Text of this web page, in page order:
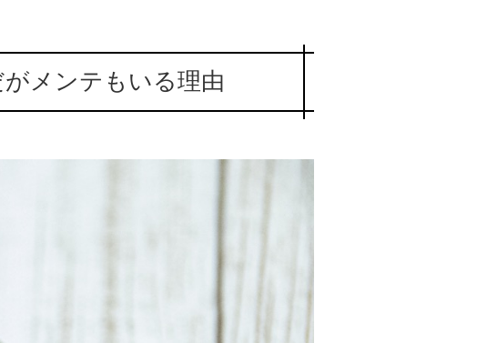
メンテもいる理由